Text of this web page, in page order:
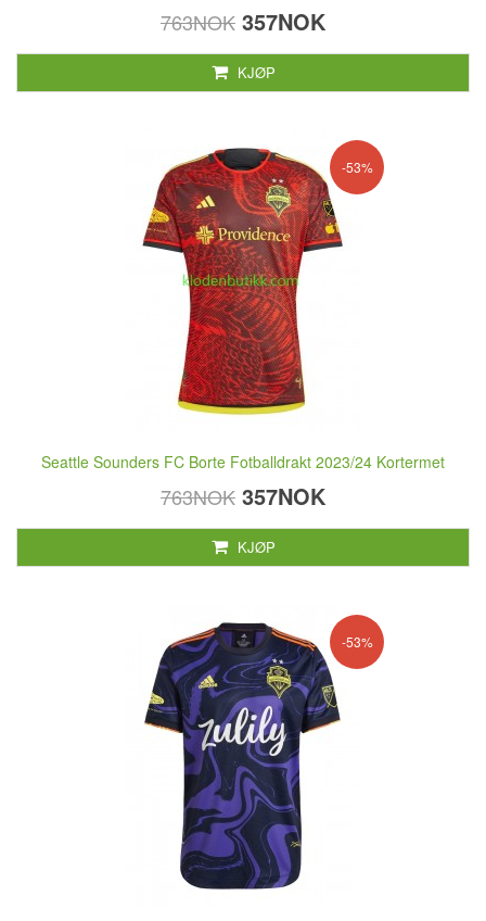
763NOK 357NOK
KJØP
-53%
Seattle Sounders FC Borte Fotballdrakt 2023/24 Kortermet
763NOK 357NOK
KJØP
-53%